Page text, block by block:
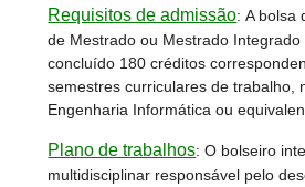
Requisitos de admissão: A bolsa
de Mestrado ou Mestrado Integrado
concluído 180 créditos
semestres curriculares de trabalho,
Engenharia Informática ou
Plano de trabalhos:O bolseiro
multidisciplinar responsável pelo